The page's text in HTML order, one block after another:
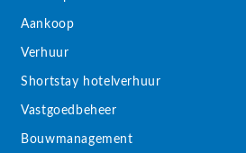
Aankoop
Verhuur
Shortstay hotelverhuur
Vastgoedbeheer
Bouwmanagement